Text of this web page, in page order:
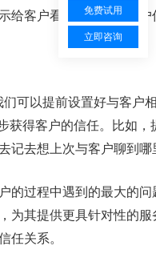
给客户看，充分提升客户
可以提前设置好与客户
获得客户的信任。比如
记去想上次与客户聊到
的过程中遇到的最大的
为其提供更具针对性的
任关系。
免费试用
立即咨询